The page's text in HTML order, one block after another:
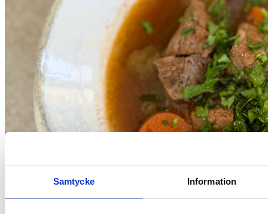
Samtycke Information